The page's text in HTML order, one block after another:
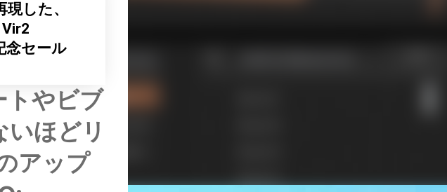
した、
念セール
トやビブ
ほどリ
アップ